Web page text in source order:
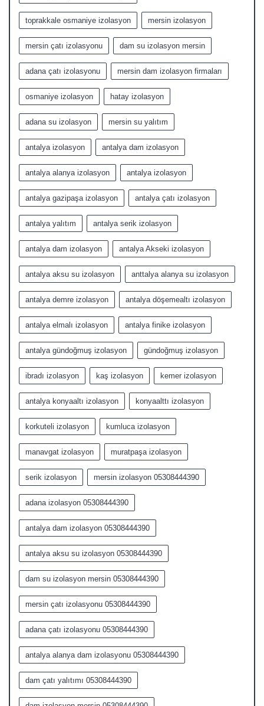
toprakkale osmaniye izolasyon mersin izolasyon
mersin çatı izolasyonu dam su izolasyon mersin
adana çatı izolasyonu mersin dam izolasyon firmaları
osmaniye izolasyon hatay izolasyon
adana su izolasyon mersin su yalıtım
antalya izolasyon antalya dam izolasyon
antalya alanya izolasyon antalya izolasyon
antalya gazipaşa izolasyon antalya çatı izolasyon
antalya yalıtım antalya serik izolasyon
antalya dam izolasyon antalya Akseki izolasyon
antalya aksu su izolasyon anttalya alanya su izolasyon
antalya demre izolasyon antalya döşemealtı izolasyon
antalya elmalı izolasyon antalya finike izolasyon
antalya gündoğmuş izolasyon gündoğmuş izolasyon
ibradı izolasyon kaş izolasyon kemer izolasyon
antalya konyaaltı izolasyon konyaalttı izolasyon
korkuteli izolasyon kumluca izolasyon
manavgat izolasyon muratpaşa izolasyon
serik izolasyon mersin izolasyon 05308444390
adana izolasyon 05308444390
antalya dam izolasyon 05308444390
antalya aksu su izolasyon 05308444390
dam su izolasyon mersin 05308444390
mersin çatı izolasyonu 05308444390
adana çatı izolasyonu 05308444390
antalya alanya dam izolasyonu 05308444390
dam çatı yalıtımı 05308444390